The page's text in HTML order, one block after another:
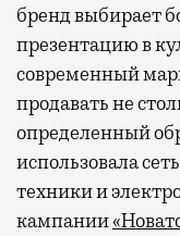
бренд выбирает
презентацию в
современный
продавать не
определенный
использовала
техники и
кампании